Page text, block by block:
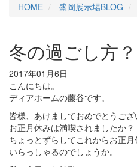
HOME 盛岡展示場BLOG
冬の過ごし方？
2017年01月6日
こんにちは。
ディアホームの藤谷です。
皆様、あけましておめでとうござ
お正月休みは満喫されましたか？
ちょっとずらしてこれからお正
いらっしゃるのでしょうか。